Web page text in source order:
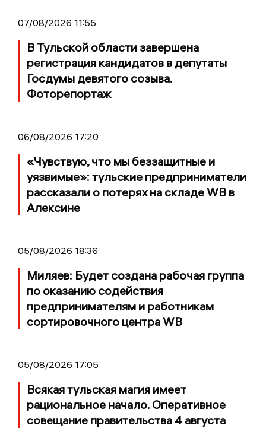
07/08/2026 11:55
В Тульской области завершена
регистрация кандидатов в депутаты
Госдумы девятого созыва.
Фоторепортаж
06/08/2026 17:20
«Чувствую, что мы беззащитные и
уязвимые»: тульские предприниматели
рассказали о потерях на складе WB в
Алексине
05/08/2026 18:36
Миляев: Будет создана рабочая группа
по оказанию содействия
предпринимателям и работникам
сортировочного центра WB
05/08/2026 17:05
Всякая тульская магия имеет
рациональное начало. Оперативное
совещание правительства 4 августа